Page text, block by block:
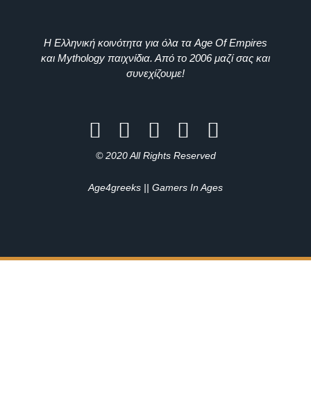
Η Ελληνική κοινότητα για όλα τα Age Of Empires
και Mythology παιχνίδια. Από το 2006 μαζί σας και
συνεχίζουμε!
© 2020 All Rights Reserved
Age4greeks || Gamers In Ages